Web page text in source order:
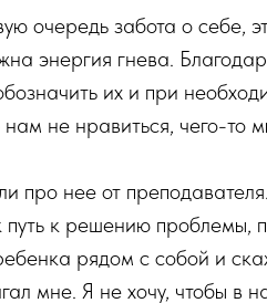
очередь забота о себе,
энергия гнева.
их и при
не нравиться, чего-то
про нее от
к решению проблемы,
рядом с собой и
мне. Я не хочу, чтобы в